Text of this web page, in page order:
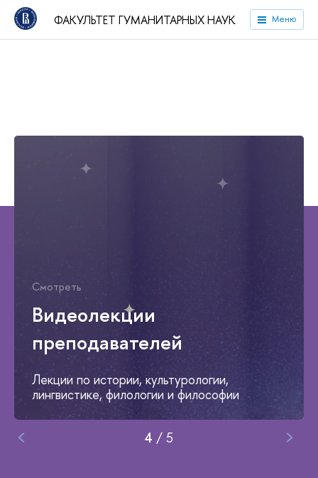
ФАКУЛЬТЕТ ГУМАНИТАРНЫХ НАУК Меню
Смотреть
Видеолекции
преподавателей
Лекции по истории, культурологии,
лингвистике, филологии и философии
4 / 5